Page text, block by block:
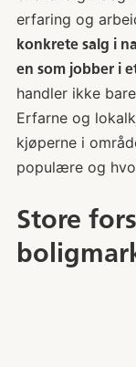
erfaring og
konkrete salg i
en som jobber i
handler ikke
Erfarne og
kjøperne i
populære og
Store